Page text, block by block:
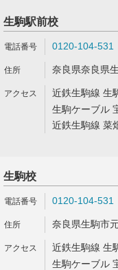
生駒駅前校
0120-104-531
奈良県奈良県
近鉄生駒線 生
生駒ケーブル
近鉄生駒線 菜
生駒校
0120-104-531
奈良県生駒市
近鉄生駒線 生
生駒ケーブル